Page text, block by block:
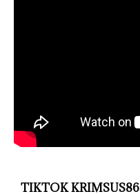
TIKTOK KRIMSUS86